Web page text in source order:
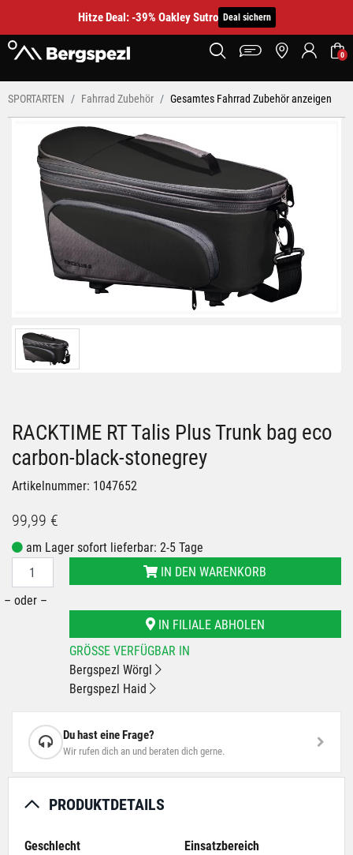
Hitze Deal: -39% Oakley Sutro Deal sichern
0
SPORTARTEN Fahrrad Zubehör Gesamtes Fahrrad Zubehör anzeigen
RACKTIME RT Talis Plus Trunk bag eco
carbon-black-stonegrey
Artikelnummer: 1047652
99,99 €
am Lager sofort lieferbar: 2-5 Tage
IN DEN WARENKORB
– oder –
IN FILIALE ABHOLEN
GRÖSSE VERFÜGBAR IN
Bergspezl Wörgl
Bergspezl Haid
Du hast eine Frage?
Wir rufen dich an und beraten dich gerne.
PRODUKTDETAILS
Geschlecht
Einsatzbereich